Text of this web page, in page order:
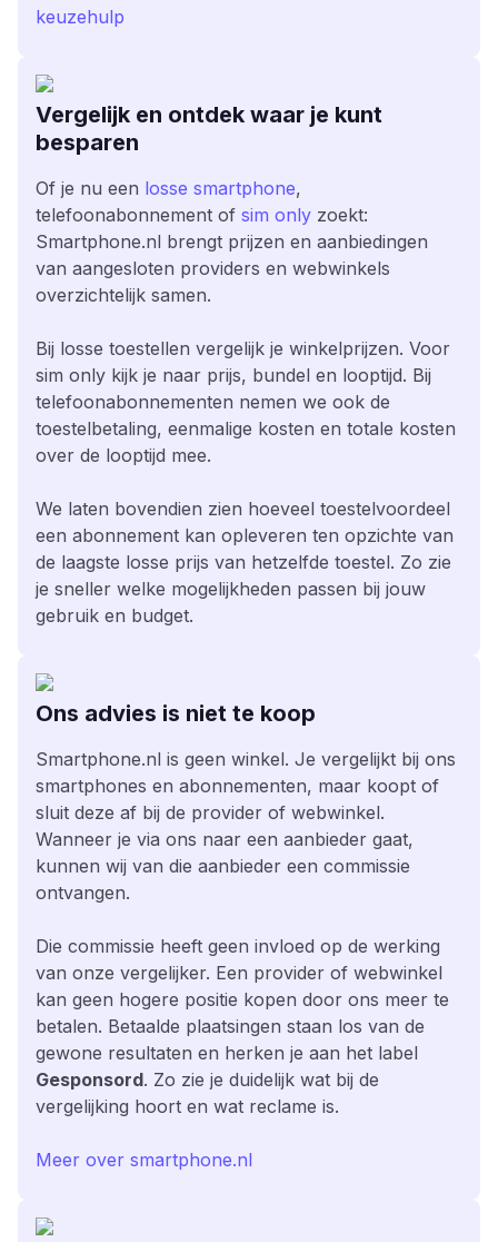
keuzehulp
Vergelijk en ontdek waar je kunt
besparen
Of je nu een losse smartphone,
telefoonabonnement of sim only zoekt:
Smartphone.nl brengt prijzen en aanbiedingen
van aangesloten providers en webwinkels
overzichtelijk samen.
Bij losse toestellen vergelijk je winkelprijzen. Voor
sim only kijk je naar prijs, bundel en looptijd. Bij
telefoonabonnementen nemen we ook de
toestelbetaling, eenmalige kosten en totale kosten
over de looptijd mee.
We laten bovendien zien hoeveel toestelvoordeel
een abonnement kan opleveren ten opzichte van
de laagste losse prijs van hetzelfde toestel. Zo zie
je sneller welke mogelijkheden passen bij jouw
gebruik en budget.
Ons advies is niet te koop
Smartphone.nl is geen winkel. Je vergelijkt bij ons
smartphones en abonnementen, maar koopt of
sluit deze af bij de provider of webwinkel.
Wanneer je via ons naar een aanbieder gaat,
kunnen wij van die aanbieder een commissie
ontvangen.
Die commissie heeft geen invloed op de werking
van onze vergelijker. Een provider of webwinkel
kan geen hogere positie kopen door ons meer te
betalen. Betaalde plaatsingen staan los van de
gewone resultaten en herken je aan het label
Gesponsord. Zo zie je duidelijk wat bij de
vergelijking hoort en wat reclame is.
Meer over smartphone.nl